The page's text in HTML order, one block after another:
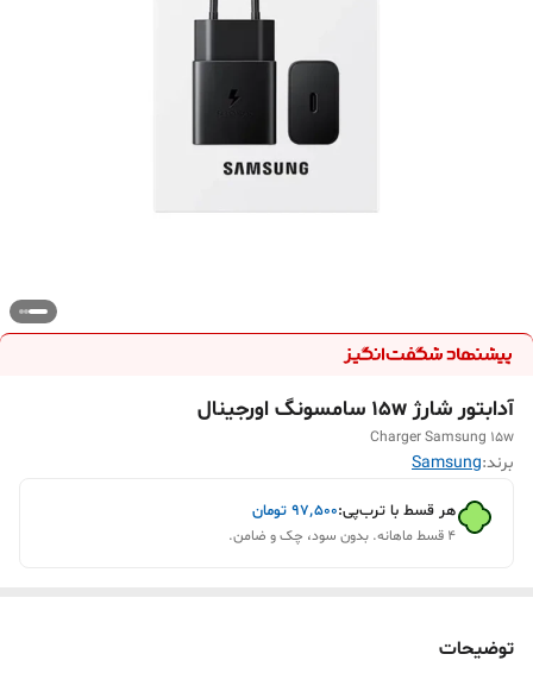
آدابتور شارژ 15w سامسونگ اورجینال
Charger Samsung 15w
برند:Samsung
هر قسط با ترب‌پی:۹۷٬۵۰۰ تومان
۴ قسط ماهانه. بدون سود، چک و ضامن.
توضیحات